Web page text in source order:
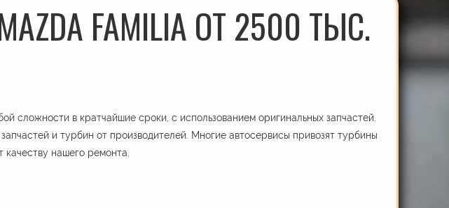
FAMILIA ОТ 2500 ТЫС.
сложности в кратчайшие сроки, с использованием оригинальных запчастей.
и турбин от производителей. Многие автосервисы привозят турбины
качеству нашего ремонта.